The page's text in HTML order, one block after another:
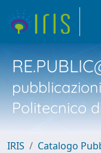
Politecnico
IRIS
Catalogo